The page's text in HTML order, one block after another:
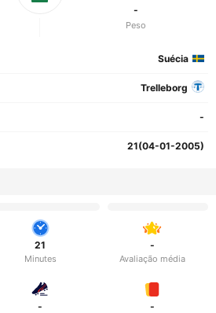
-
Peso
Suécia
Trelleborg
-
21(04-01-2005)
21
Minutes
-
Avaliação média
- -